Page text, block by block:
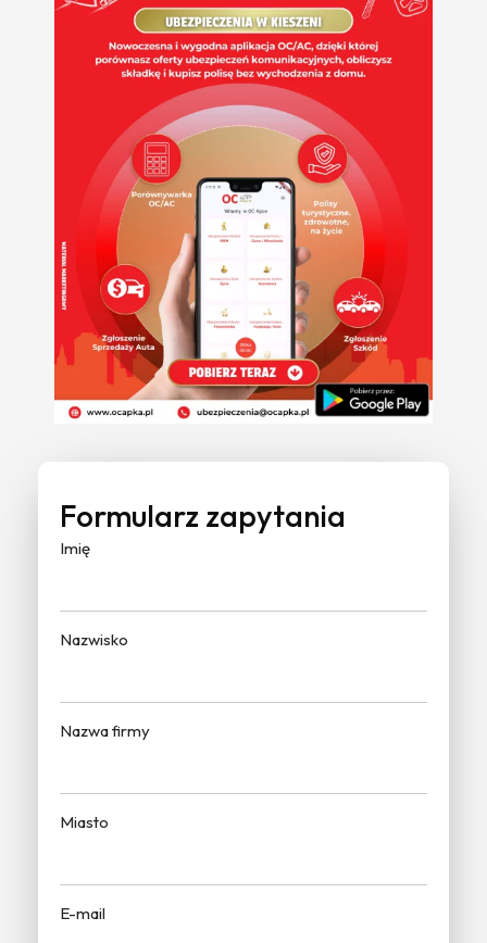
Formularz zapytania
Imię
Nazwisko
Nazwa firmy
Miasto
E-mail